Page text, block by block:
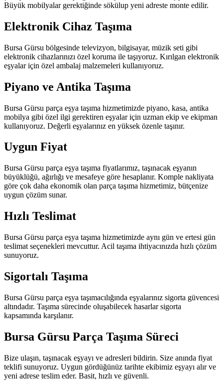
Büyük mobilyalar gerektiğinde sökülup yeni adreste monte edilir.
Elektronik Cihaz Taşıma
Bursa Gürsu bölgesinde televizyon, bilgisayar, müzik seti gibi
elektronik cihazlarınızı özel koruma ile taşıyoruz. Kırılgan elektronik
eşyalar için özel ambalaj malzemeleri kullanıyoruz.
Piyano ve Antika Taşıma
Bursa Gürsu parça eşya taşıma hizmetimizde piyano, kasa, antika
mobilya gibi özel ilgi gerektiren eşyalar için uzman ekip ve ekipman
kullanıyoruz. Değerli eşyalarınız en yüksek özenle taşınır.
Uygun Fiyat
Bursa Gürsu parça eşya taşıma fiyatlarımız, taşınacak eşyanın
büyüklüğü, ağırlığı ve mesafeye göre hesaplanır. Komple nakliyata
göre çok daha ekonomik olan parça taşıma hizmetimiz, bütçenize
uygun çözüm sunar.
Hızlı Teslimat
Bursa Gürsu parça eşya taşıma hizmetimizde aynı gün ve ertesi gün
teslimat seçenekleri mevcuttur. Acil taşıma ihtiyacınızda hızlı çözüm
sunuyoruz.
Sigortalı Taşıma
Bursa Gürsu parça eşya taşımacılığında eşyalarınız sigorta güvencesi
altındadır. Taşıma sürecinde oluşabilecek hasarlar sigorta
kapsamında karşılanır.
Bursa Gürsu Parça Taşıma Süreci
Bize ulaşın, taşınacak eşyayı ve adresleri bildirin. Size anında fiyat
teklifi sunuyoruz. Uygun gördüğünüz tarihte ekibimiz eşyayı alır ve
yeni adrese teslim eder. Basit, hızlı ve güvenli.